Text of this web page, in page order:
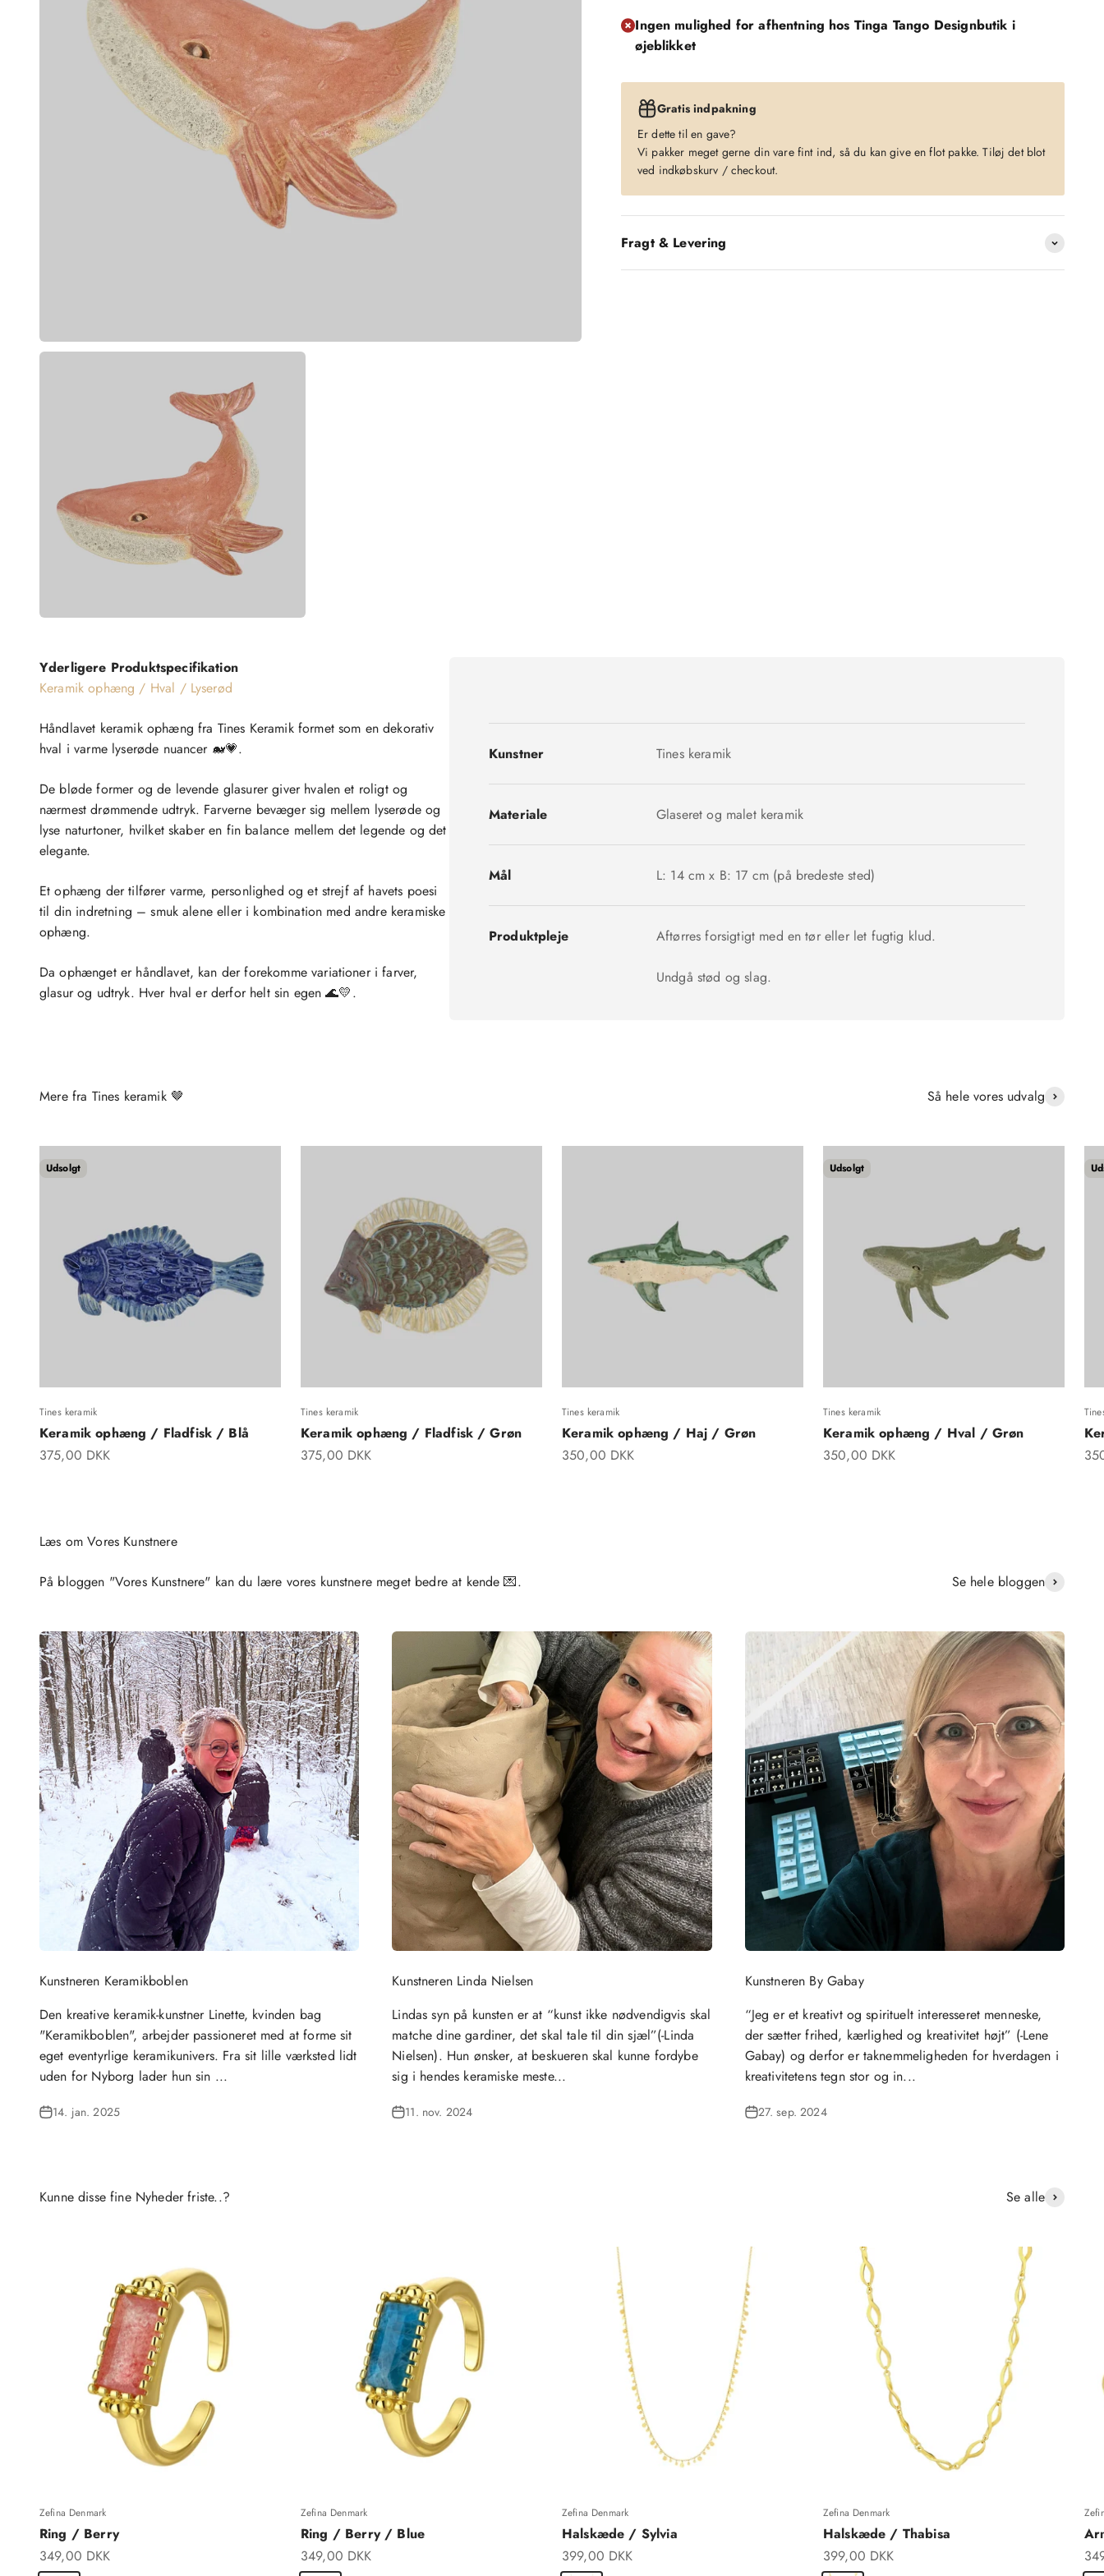
Ingen mulighed for afhentning hos Tinga Tango Designbutik i
øjeblikket
Gratis indpakning
Er dette til en gave?
Vi pakker meget gerne din vare fint ind, så du kan give en flot pakke. Tiløj det blot
ved indkøbskurv / checkout.
Fragt & Levering
Yderligere Produktspecifikation
Keramik ophæng / Hval / Lyserød
Håndlavet keramik ophæng fra Tines Keramikformet som en dekorativ
hval i varme lyserøde nuancer 🐋💗.
De bløde former og de levende glasurer giver hvalen et roligt og
nærmest drømmende udtryk. Farverne bevæger sig mellem lyserøde og
lyse naturtoner, hvilket skaber en fin balance mellem det legende og det
elegante.
Et ophæng der tilfører varme, personlighed og et strejf af havets poesi
til din indretning – smuk alene eller i kombination med andre keramiske
ophæng.
Da ophænget er håndlavet, kan der forekomme variationer i farver,
glasur og udtryk. Hver hval er derfor helt sin egen 🌊💛.
Kunstner Tines keramik
Materiale Glaseret og malet keramik
Mål L: 14 cm x B: 17 cm (på bredeste sted)
Produktpleje Aftørres forsigtigt med en tør eller let fugtig klud.
Undgå stød og slag.
Så hele vores udvalg
Udsolgt
Tines keramik
Keramik ophæng / Fladfisk / Blå
Salgspris
375,00 DKK
Tines keramik
Keramik ophæng / Fladfisk / Grøn
Salgspris
375,00 DKK
Tines keramik
Keramik ophæng / Haj / Grøn
Salgspris
350,00 DKK
Udsolgt
Tines keramik
Keramik ophæng / Hval / Grøn
Salgspris
350,00 DKK
På bloggen "Vores Kunstnere" kan du lære vores kunstnere meget bedre at kende 💌. Se hele bloggen
Kunstneren Keramikboblen
Den kreative keramik-kunstner Linette, kvinden bag
"Keramikboblen", arbejder passioneret med at forme sit
eget eventyrlige keramikunivers. Fra sit lille værksted lidt
uden for Nyborg lader hun sin ...
14. jan. 2025
Kunstneren Linda Nielsen
Lindas syn på kunsten er at “kunst ikke nødvendigvis skal
matche dine gardiner, det skal tale til din sjæl”(-Linda
Nielsen). Hun ønsker, at beskueren skal kunne fordybe
sig i hendes keramiske meste...
11. nov. 2024
Kunstneren By Gabay
“Jeg er et kreativt og spirituelt interesseret menneske,
der sætter frihed, kærlighed og kreativitet højt” (-Lene
Gabay) og derfor er taknemmeligheden for hverdagen i
kreativitetens tegn stor og in...
27. sep. 2024
Se alle
Zefina Denmark
Ring / Berry
Salgspris
349,00 DKK
Zefina Denmark
Ring / Berry / Blue
Salgspris
349,00 DKK
Zefina Denmark
Halskæde / Sylvia
Salgspris
399,00 DKK
Zefina Denmark
Halskæde / Thabisa
Salgspris
399,00 DKK